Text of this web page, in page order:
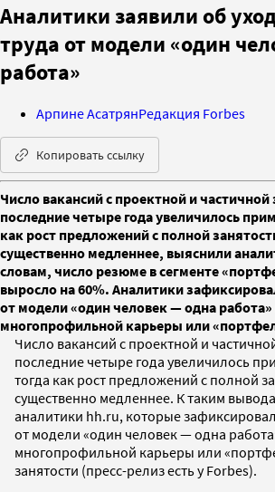
Аналитики заявили об
труда от модели «один
работа»
Арпине АсатрянРедакция Forbes
Копировать ссылку
Число вакансий с проектной и частичной
последние четыре года увеличилось
как рост предложений с полной
существенно медленнее, выяснили
словам, число резюме в сегменте
выросло на 60%. Аналитики
от модели «один человек — одна
многопрофильной карьеры или
Число вакансий с проектной и
последние четыре года увеличилось
тогда как рост предложений с полной
существенно медленнее. К таким
аналитики hh.ru, которые
от модели «один человек — одна
многопрофильной карьеры или
занятости (пресс-релиз есть у Forbes).